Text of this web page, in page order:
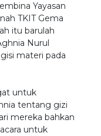
Yayasan
TKIT Gema
itu barulah
Nurul
materi pada
untuk
tentang gizi
mereka bahkan
untuk